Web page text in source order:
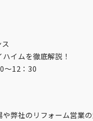
イムを徹底解説！
～12：30
弊社のリフォーム営業